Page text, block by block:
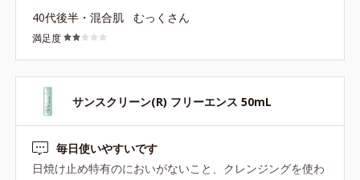
40代後半・混合肌 むっくさん
満足度
サンスクリーン(R) フリーエンス 50mL
毎日使いやすいです
日焼け止め特有のにおいがないこと、クレンジングを使わ